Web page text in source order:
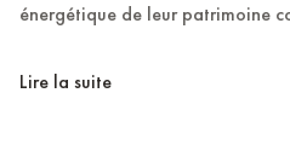
énergétique de leur patrimoine
Lire la suite